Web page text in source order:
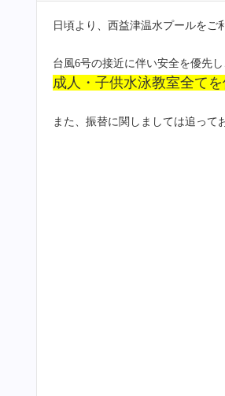
日頃より、西益津温水プールをご
台風6号の接近に伴い安全を優先し
成人・子供水泳教室全て
また、振替に関しましては追って